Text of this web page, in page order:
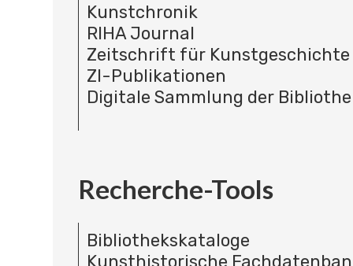
Kunstchronik
RIHA Journal
Zeitschrift für Kunstgeschichte
ZI-Publikationen
Digitale Sammlung der
Recherche-Tools
Bibliothekskataloge